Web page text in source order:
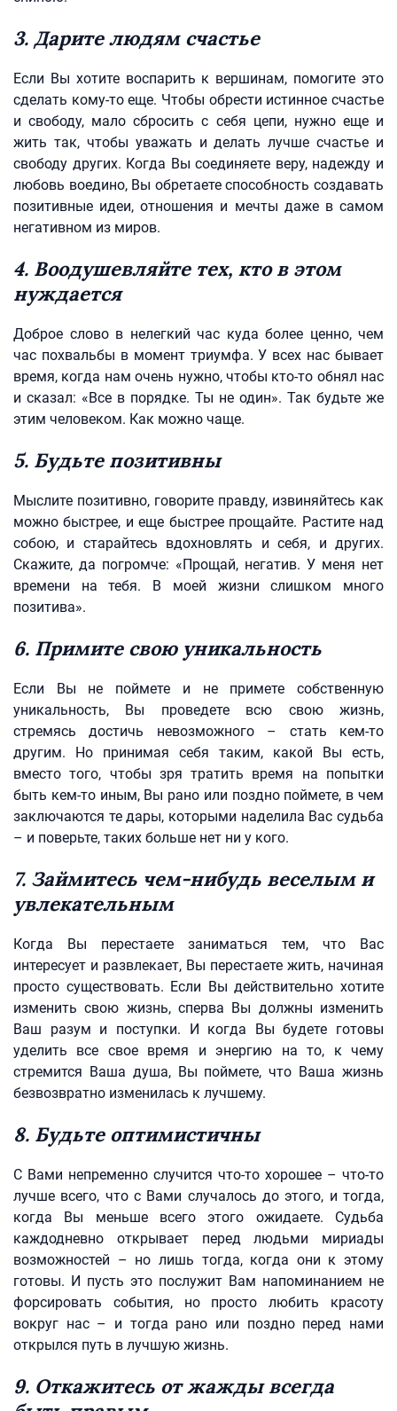
3. Дарите людям счастье
Если Вы хотите воспарить к вершинам, помогите это
сделать кому-то еще. Чтобы обрести истинное счастье
и свободу, мало сбросить с себя цепи, нужно еще и
жить так, чтобы уважать и делать лучше счастье и
свободу других. Когда Вы соединяете веру, надежду и
любовь воедино, Вы обретаете способность создавать
позитивные идеи, отношения и мечты даже в самом
негативном из миров.
4. Воодушевляйте тех, кто в этом
нуждается
Доброе слово в нелегкий час куда более ценно, чем
час похвальбы в момент триумфа. У всех нас бывает
время, когда нам очень нужно, чтобы кто-то обнял нас
и сказал: «Все в порядке. Ты не один». Так будьте же
этим человеком. Как можно чаще.
5. Будьте позитивны
Мыслите позитивно, говорите правду, извиняйтесь как
можно быстрее, и еще быстрее прощайте. Растите над
собою, и старайтесь вдохновлять и себя, и других.
Скажите, да погромче: «Прощай, негатив. У меня нет
времени на тебя. В моей жизни слишком много
позитива».
6. Примите свою уникальность
Если Вы не поймете и не примете собственную
уникальность, Вы проведете всю свою жизнь,
стремясь достичь невозможного – стать кем-то
другим. Но принимая себя таким, какой Вы есть,
вместо того, чтобы зря тратить время на попытки
быть кем-то иным, Вы рано или поздно поймете, в чем
заключаются те дары, которыми наделила Вас судьба
– и поверьте, таких больше нет ни у кого.
7. Займитесь чем-нибудь веселым и
увлекательным
Когда Вы перестаете заниматься тем, что Вас
интересует и развлекает, Вы перестаете жить, начиная
просто существовать. Если Вы действительно хотите
изменить свою жизнь, сперва Вы должны изменить
Ваш разум и поступки. И когда Вы будете готовы
уделить все свое время и энергию на то, к чему
стремится Ваша душа, Вы поймете, что Ваша жизнь
безвозвратно изменилась к лучшему.
8. Будьте оптимистичны
С Вами непременно случится что-то хорошее – что-то
лучше всего, что с Вами случалось до этого, и тогда,
когда Вы меньше всего этого ожидаете. Судьба
каждодневно открывает перед людьми мириады
возможностей – но лишь тогда, когда они к этому
готовы. И пусть это послужит Вам напоминанием не
форсировать события, но просто любить красоту
вокруг нас – и тогда рано или поздно перед нами
открылся путь в лучшую жизнь.
9. Откажитесь от жажды всегда